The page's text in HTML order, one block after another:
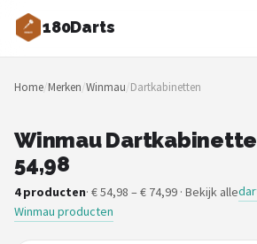
180Darts
Zoeken
NAVIGATIE
Merken
Blog
Home/Merken/Winmau/Dartkabinetten
Winmau
54,98
4 producten· € 54,98 – € 74,99 · Bekijk alle
Winmau producten